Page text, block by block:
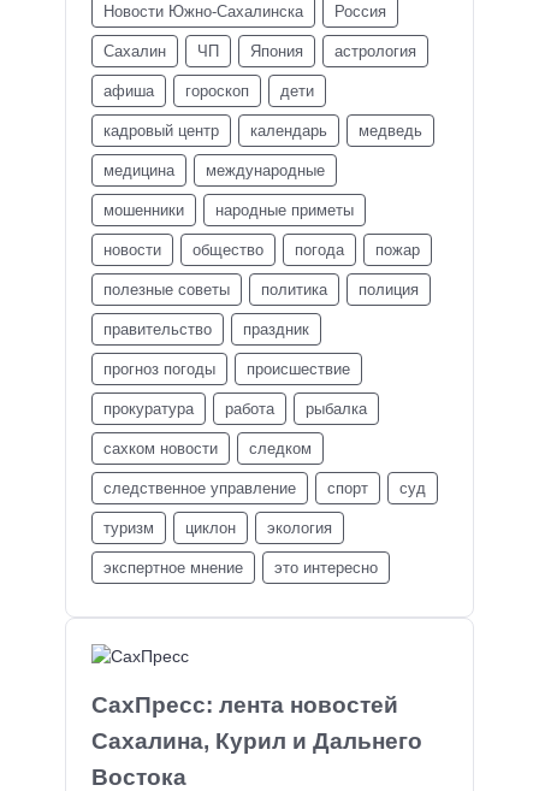
СахПресс: лента новостей
Сахалина, Курил и Дальнего
Востока
Новости Южно-Сахалинска Россия
Сахалин ЧП Япония астрология
афиша гороскоп дети
кадровый центр календарь медведь
медицина международные
мошенники народные приметы
новости общество погода пожар
полезные советы политика полиция
правительство праздник
прогноз погоды происшествие
прокуратура работа рыбалка
сахком новости следком
следственное управление спорт суд
туризм циклон экология
экспертное мнение это интересно